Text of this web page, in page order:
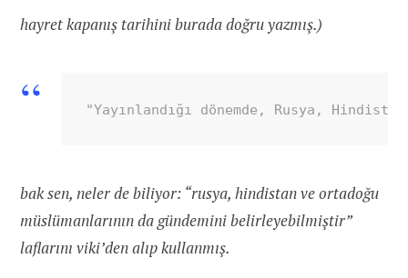
hayret kapanış tarihini burada doğru yazmış.)
"Yayınlandığı dönemde, Rusya,
bak sen, neler de biliyor: “rusya, hindistan ve ortadoğu
müslümanlarının da gündemini belirleyebilmiştir”
laflarını viki’den alıp kullanmış.